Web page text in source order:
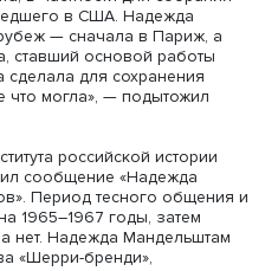
Ташкента начались
Ульяновск, Чебоксары,